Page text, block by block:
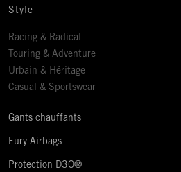
Style
Racing & Radical
Touring & Adventure
Urbain & Héritage
Casual & Sportswear
Gants chauffants
Fury Airbags
Protection D3O®